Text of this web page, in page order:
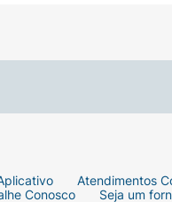
Atendimentos
Conosco Seja um